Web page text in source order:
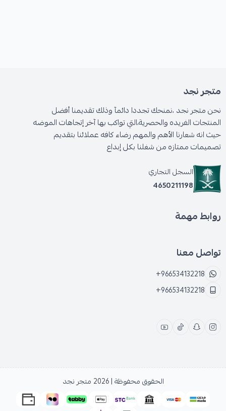
متجر نجد
نحن متجر نجد ،نمنحك تجددا دائمآ وذلك تقديمنا أفضل
المنتجات الفريده والحصرية،التي تواكب بها آخر إتجاهات الموضه
حيث انه شعارنا الأهم والمهم رضاء كافه عملائنا بتقديم
تصميمات ممتازه من شغلنا بكل إبداع
السجل التجاري
4650211198
روابط مهمة
تواصل معنا
+966534132218
+966534132218
الحقوق محفوظة | 2026 متجر نجد